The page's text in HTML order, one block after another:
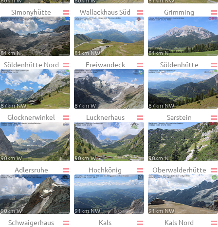
Simonyhütte
81km N
Wallackhaus Süd
81km NW
Grimming
81km N
Söldenhütte Nord
87km NW
Freiwandeck
87km W
Söldenhütte
87km NW
Glocknerwinkel
90km W
Lucknerhaus
90km W
Sarstein
90km N
Adlersruhe
90km W
Hochkönig
91km NW
Oberwalderhütte
91km NW
Schwaigerhaus Kals Kals Nord